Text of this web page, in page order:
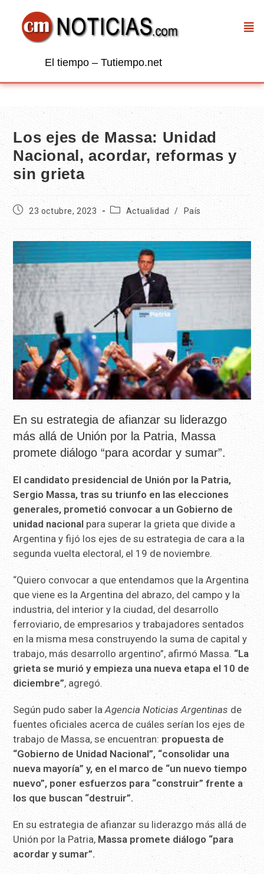
El tiempo – Tutiempo.net
Los ejes de Massa: Unidad
Nacional, acordar, reformas y
sin grieta
23 octubre, 2023 Actualidad / País
En su estrategia de afianzar su liderazgo
más allá de Unión por la Patria, Massa
promete diálogo “para acordar y sumar”.
El candidato presidencial de Unión por la Patria,
Sergio Massa, tras su triunfo en las elecciones
generales, prometió convocar a un Gobierno de
unidad nacional para superar la grieta que divide a
Argentina y fijó los ejes de su estrategia de cara a la
segunda vuelta electoral, el 19 de noviembre.
“Quiero convocar a que entendamos que la Argentina
que viene es la Argentina del abrazo, del campo y la
industria, del interior y la ciudad, del desarrollo
ferroviario, de empresarios y trabajadores sentados
en la misma mesa construyendo la suma de capital y
trabajo, más desarrollo argentino”, afirmó Massa. “La
grieta se murió y empieza una nueva etapa el 10 de
diciembre”, agregó.
Según pudo saber la Agencia Noticias Argentinas de
fuentes oficiales acerca de cuáles serían los ejes de
trabajo de Massa, se encuentran: propuesta de
“Gobierno de Unidad Nacional”, “consolidar una
nueva mayoría” y, en el marco de “un nuevo tiempo
nuevo”, poner esfuerzos para “construir” frente a
los que buscan “destruir”.
En su estrategia de afianzar su liderazgo más allá de
Unión por la Patria, Massa promete diálogo “para
acordar y sumar”.